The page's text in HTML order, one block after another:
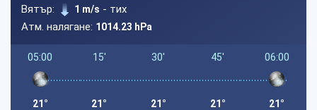
Вятър: 1 m/s - тих
Атм. налягане: 1014.23 hPa
05:00
21°
15'
21°
30'
21°
45'
21°
06:00
21°